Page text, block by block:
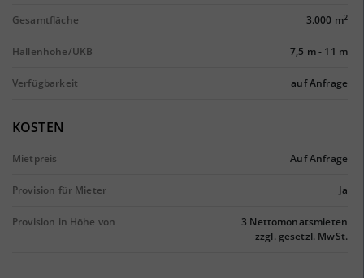
Gesamtfläche 3.000 m2
Hallenhöhe/UKB 7,5 m- 11 m
Verfügbarkeit auf Anfrage
KOSTEN
Mietpreis Auf Anfrage
Provision für Mieter Ja
Provision in Höhe von
3 Nettomonatsmieten
zzgl. gesetzl. MwSt.